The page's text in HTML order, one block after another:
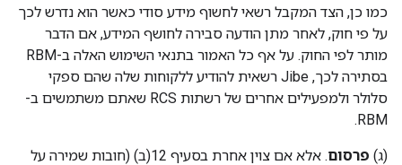
כמו כן, הצד המקבל רשאי לחשוף מידע סודי כאשר הוא נדרש לכך
על פי חוק, לאחר מתן הודעה סבירה לחושף המידע, אם הדבר
מותר לפי החוק. על אף כל האמור בתנאי השימוש האלה ב-RBM
בסתירה לכך, Jibe רשאית להודיע ללקוחות שלה שהם ספקי
סלולר ולמפעילים אחרים של רשתות RCS שאתם משתמשים ב-
RBM.
(ג) פרסום
. אלא אם צוין אחרת בסעיף 12(ב) (חובות שמירה על